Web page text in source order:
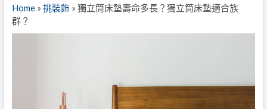
Home» 挑裝飾» 獨立筒床墊壽命多長？獨立筒床墊適合族
群？